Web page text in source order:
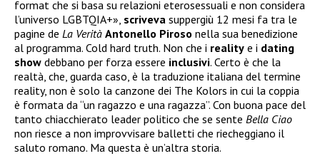
format che si basa su relazioni eterosessuali e non considera
l’universo LGBTQIA+», scriveva suppergiù 12 mesi fa tra le
pagine de La Verità Antonello Piroso nella sua benedizione
al programma. Cold hard truth. Non che i reality e i dating
show debbano per forza essere inclusivi. Certo è che la
realtà, che, guarda caso, è la traduzione italiana del termine
reality, non è solo la canzone dei The Kolors in cui la coppia
è formata da “un ragazzo e una ragazza”. Con buona pace del
tanto chiacchierato leader politico che se sente Bella Ciao
non riesce a non improvvisare balletti che riecheggiano il
saluto romano. Ma questa è un’altra storia.